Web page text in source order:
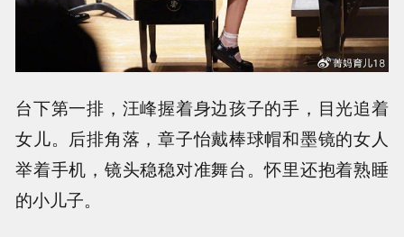
台下第一排，汪峰握着身边孩子的手，目光追着
女儿。后排角落，章子怡戴棒球帽和墨镜的女人
举着手机，镜头稳稳对准舞台。怀里还抱着熟睡
的小儿子。